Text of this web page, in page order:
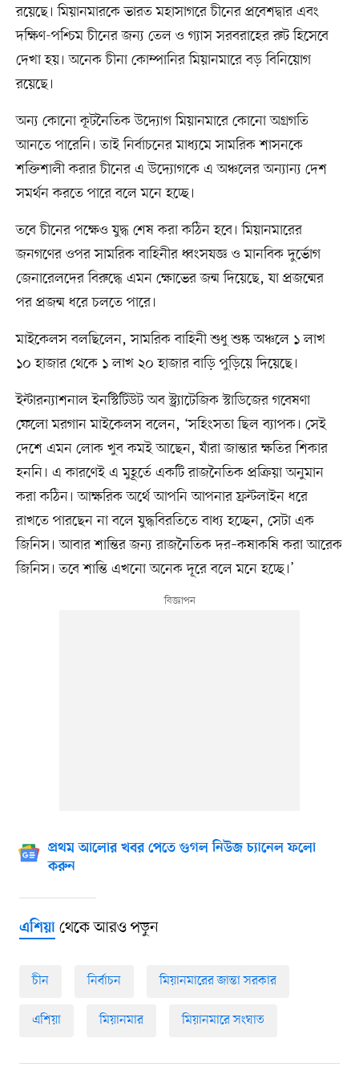
রয়েছে। মিয়ানমারকে ভারত মহাসাগরে চীনের প্রবেশদ্বার এবং
দক্ষিণ-পশ্চিম চীনের জন্য তেল ও গ্যাস সরবরাহের রুট হিসেবে
দেখা হয়। অনেক চীনা কোম্পানির মিয়ানমারে বড় বিনিয়োগ
রয়েছে।
অন্য কোনো কূটনৈতিক উদ্যোগ মিয়ানমারে কোনো অগ্রগতি
আনতে পারেনি। তাই নির্বাচনের মাধ্যমে সামরিক শাসনকে
শক্তিশালী করার চীনের এ উদ্যোগকে এ অঞ্চলের অন্যান্য দেশ
সমর্থন করতে পারে বলে মনে হচ্ছে।
তবে চীনের পক্ষেও যুদ্ধ শেষ করা কঠিন হবে। মিয়ানমারের
জনগণের ওপর সামরিক বাহিনীর ধ্বংসযজ্ঞ ও মানবিক দুর্ভোগ
জেনারেলদের বিরুদ্ধে এমন ক্ষোভের জন্ম দিয়েছে, যা প্রজন্মের
পর প্রজন্ম ধরে চলতে পারে।
মাইকেলস বলছিলেন, সামরিক বাহিনী শুধু শুষ্ক অঞ্চলে ১ লাখ
১০ হাজার থেকে ১ লাখ ২০ হাজার বাড়ি পুড়িয়ে দিয়েছে।
ইন্টারন্যাশনাল ইনস্টিটিউট অব স্ট্র্যাটেজিক স্টাডিজের গবেষণা
ফেলো মরগান মাইকেলস বলেন, ‘সহিংসতা ছিল ব্যাপক। সেই
দেশে এমন লোক খুব কমই আছেন, যাঁরা জান্তার ক্ষতির শিকার
হননি। এ কারণেই এ মুহূর্তে একটি রাজনৈতিক প্রক্রিয়া অনুমান
করা কঠিন। আক্ষরিক অর্থে আপনি আপনার ফ্রন্টলাইন ধরে
রাখতে পারছেন না বলে যুদ্ধবিরতিতে বাধ্য হচ্ছেন, সেটা এক
জিনিস। আবার শান্তির জন্য রাজনৈতিক দর–কষাকষি করা আরেক
জিনিস। তবে শান্তি এখনো অনেক দূরে বলে মনে হচ্ছে।’
প্রথম আলোর খবর পেতে গুগল নিউজ চ্যানেল ফলো
করুন
এশিয়াথেকে আরও পড়ুন
চীন নির্বাচন মিয়ানমারের জান্তা সরকার
এশিয়া মিয়ানমার মিয়ানমারে সংঘাত